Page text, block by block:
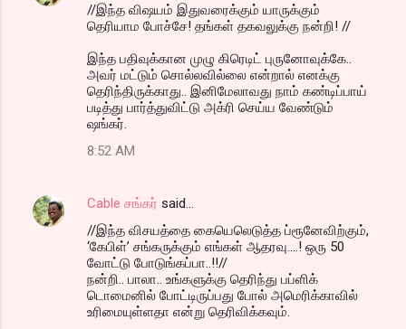
//இந்த விஷயம் இதுவரைக்கும் யாருக்கும்
தெரியாம போச்சே! தங்கள் தகவலுக்கு நன்றி! //
இந்த பதிவுக்கான முழு கிரெடிட் புருனோவுக்கே..
அவர் மட்டும் சொல்லவில்லை என்றால் எனக்கு
தெரிந்திருக்காது.. இனிமேலாவது நாம் கண்டிப்பாய்
படித்து பார்த்துவிட்டு அக்ரி செய்ய வேண்டும்
ஷங்கர்.
8:52 AM
Cable சங்கர் said…
//இந்த விசயத்தை கையெலெடுத்த ப்ரூனேவிற்கும்,
‘கேபிள்’ சங்கருக்கும் எங்கள் ஆதரவு....! ஒரு 50
வோட்டு போடுங்கப்பா..!!//
நன்றி.. பாலா.. உங்களுக்கு தெரிந்து பப்ளிக்
டொமைனில் போட்டிருப்பது போல் அமெரிக்காவில்
உரிமையுள்ளதா என்று தெரிவிக்கவும்.